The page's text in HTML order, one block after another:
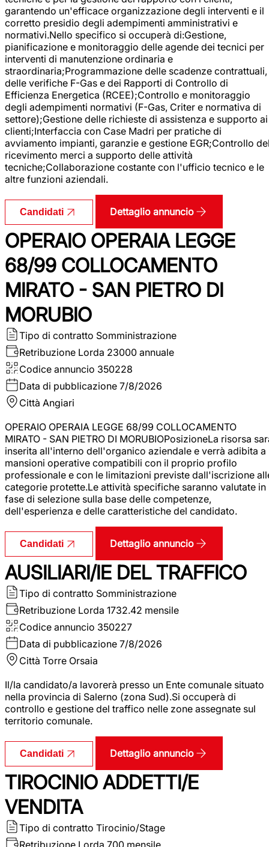
garantendo un'efficace organizzazione degli interventi e il
corretto presidio degli adempimenti amministrativi e
normativi.Nello specifico si occuperà di:Gestione,
pianificazione e monitoraggio delle agende dei tecnici per
interventi di manutenzione ordinaria e
straordinaria;Programmazione delle scadenze contrattuali,
delle verifiche F-Gas e dei Rapporti di Controllo di
Efficienza Energetica (RCEE);Controllo e monitoraggio
degli adempimenti normativi (F-Gas, Criter e normativa di
settore);Gestione delle richieste di assistenza e supporto ai
clienti;Interfaccia con Case Madri per pratiche di
avviamento impianti, garanzie e gestione EGR;Controllo
ricevimento merci a supporto delle attività
tecniche;Collaborazione costante con l'ufficio tecnico e le
altre funzioni aziendali.
Candidati Dettaglio annuncio
OPERAIO OPERAIA LEGGE
68/99 COLLOCAMENTO
MIRATO - SAN PIETRO DI
MORUBIO
Tipo di contratto Somministrazione
Retribuzione Lorda 23000 annuale
Codice annuncio 350228
Data di pubblicazione 7/8/2026
Città Angiari
OPERAIO OPERAIA LEGGE 68/99 COLLOCAMENTO
MIRATO - SAN PIETRO DI MORUBIOPosizioneLa risorsa
inserita all'interno dell'organico aziendale e verrà adibita a
mansioni operative compatibili con il proprio profilo
professionale e con le limitazioni previste dall'iscrizione
categorie protette.Le attività specifiche saranno valutate in
fase di selezione sulla base delle competenze,
dell'esperienza e delle caratteristiche del candidato.
Candidati Dettaglio annuncio
AUSILIARI/IE DEL TRAFFICO
Tipo di contratto Somministrazione
Retribuzione Lorda 1732.42 mensile
Codice annuncio 350227
Data di pubblicazione 7/8/2026
Città Torre Orsaia
Il/la candidato/a lavorerà presso un Ente comunale situato
nella provincia di Salerno (zona Sud).Si occuperà di
controllo e gestione del traffico nelle zone assegnate sul
territorio comunale.
Candidati Dettaglio annuncio
TIROCINIO ADDETTI/E
VENDITA
Tipo di contratto Tirocinio/Stage
Retribuzione Lorda 700 mensile